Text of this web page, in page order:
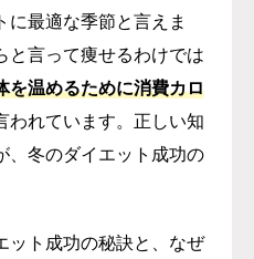
に最適な季節と言えま
と言って痩せるわけでは
を温めるために消費カロ
われています。正しい知
、冬のダイエット成功の
ット成功の秘訣と、なぜ